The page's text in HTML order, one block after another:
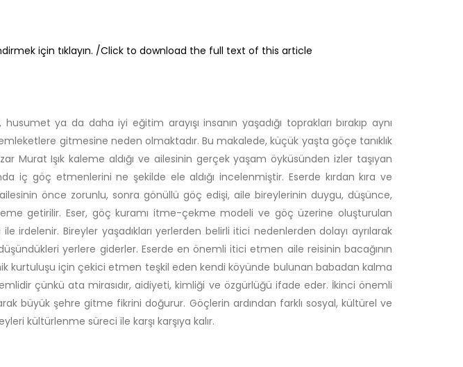
için tıklayın. /Click to download the full text of this article
ya da daha iyi eğitim arayışı insanın yaşadığı toprakları bırakıp aynı
gitmesine neden olmaktadır. Bu makalede, küçük yaşta göçe tanıklık
Murat Işık kaleme aldığı ve ailesinin gerçek yaşam öyküsünden izler taşıyan
iç göç etmenlerini ne şekilde ele aldığı incelenmiştir. Eserde kırdan kıra ve
önce zorunlu, sonra gönüllü göç edişi, aile bireylerinin duygu, düşünce,
getirilir. Eser, göç kuramı itme-çekme modeli ve göç üzerine oluşturulan
irdelenir. Bireyler yaşadıkları yerlerden belirli itici nedenlerden dolayı ayrılarak
yerlere giderler. Eserde en önemli itici etmen aile reisinin bacağının
kurtuluşu için çekici etmen teşkil eden kendi köyünde bulunan babadan kalma
çünkü ata mirasıdır, aidiyeti, kimliği ve özgürlüğü ifade eder. İkinci önemli
büyük şehre gitme fikrini doğurur. Göçlerin ardından farklı sosyal, kültürel ve
kültürlenme süreci ile karşı karşıya kalır.